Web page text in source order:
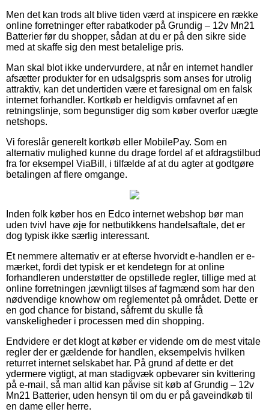
Men det kan trods alt blive tiden værd at inspicere en række
online forretninger efter rabatkoder på Grundig – 12v Mn21
Batterier før du shopper, sådan at du er på den sikre side
med at skaffe sig den mest betalelige pris.
Man skal blot ikke undervurdere, at når en internet handler
afsætter produkter for en udsalgspris som anses for utrolig
attraktiv, kan det undertiden være et faresignal om en falsk
internet forhandler. Kortkøb er heldigvis omfavnet af en
retningslinje, som begunstiger dig som køber overfor uægte
netshops.
Vi foreslår generelt kortkøb eller MobilePay. Som en
alternativ mulighed kunne du drage fordel af et afdragstilbud
fra for eksempel ViaBill, i tilfælde af at du agter at godtgøre
betalingen af flere omgange.
Inden folk køber hos en Edco internet webshop bør man
uden tvivl have øje for netbutikkens handelsaftale, det er
dog typisk ikke særlig interessant.
Et nemmere alternativ er at efterse hvorvidt e-handlen er e-
mærket, fordi det typisk er et kendetegn for at online
forhandleren understøtter de opstillede regler, tillige med at
online forretningen jævnligt tilses af fagmænd som har den
nødvendige knowhow om reglementet på området. Dette er
en god chance for bistand, såfremt du skulle få
vanskeligheder i processen med din shopping.
Endvidere er det klogt at køber er vidende om de mest vitale
regler der er gældende for handlen, eksempelvis hvilken
returret internet selskabet har. På grund af dette er det
ydermere vigtigt, at man stadigvæk opbevarer sin kvittering
på e-mail, så man altid kan påvise sit køb af Grundig – 12v
Mn21 Batterier, uden hensyn til om du er på gaveindkøb til
en dame eller herre.